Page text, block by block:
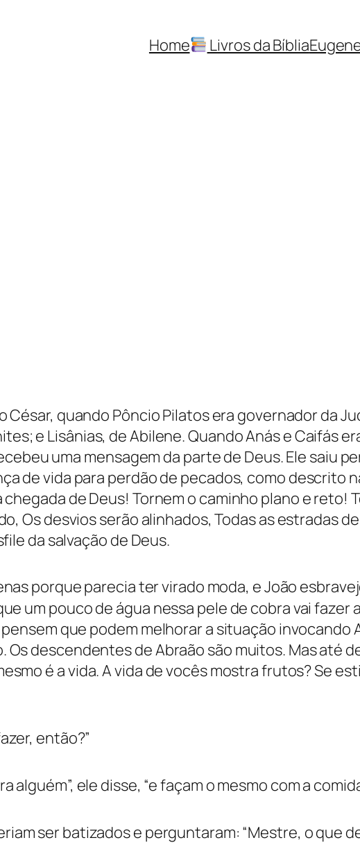
Home Livros da Bíblia
quando Pôncio Pilatos era governador da
e Lisânias, de Abilene. Quando Anás e Caifás
uma mensagem da parte de Deus. Ele saiu
de vida para perdão de pecados, como descrito
de Deus! Tornem o caminho plano e reto!
Os desvios serão alinhados, Todas as estradas
da salvação de Deus.
porque parecia ter virado moda, e João
um pouco de água nessa pele de cobra vai fazer
que podem melhorar a situação invocando
descendentes de Abraão são muitos. Mas até
é a vida. A vida de vocês mostra frutos? Se
então?”
ele disse, “e façam o mesmo com a
ser batizados e perguntaram: “Mestre, o que